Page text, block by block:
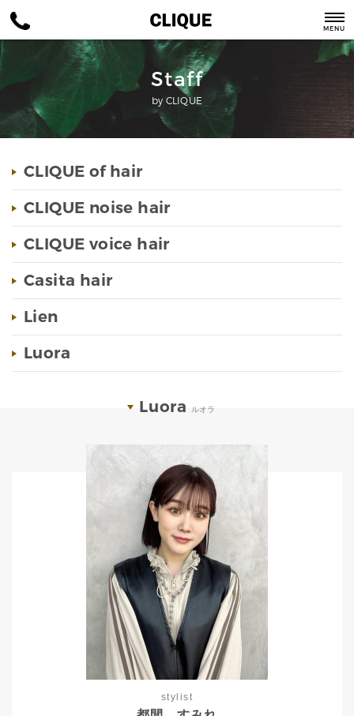
MENU
Staff
by CLIQUE
CLIQUE of hair
CLIQUE noise hair
CLIQUE voice hair
Casita hair
Lien
Luora
Luora ルオラ
stylist